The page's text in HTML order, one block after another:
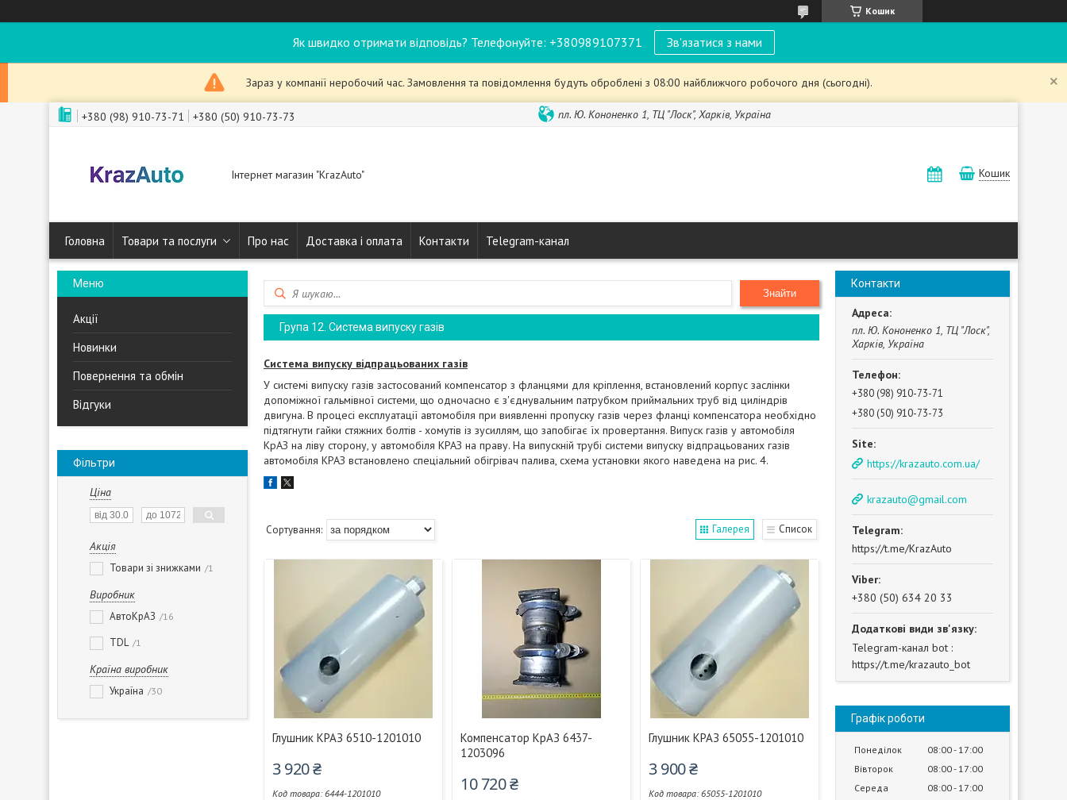
Кошик
Як швидко отримати відповідь? Телефонуйте: +380989107371 Зв'язатися з нами
Зараз у компанії неробочий час. Замовлення та повідомлення будуть оброблені з 08:00 найближчого робочого дня (сьогодні).
+380 (98) 910-73-71 +380 (50) 910-73-73 пл. Ю. Кононенко 1, ТЦ "Лоск", Харків, Україна
Інтернет магазин "KrazAuto" Кошик
Головна Товари та послуги Про нас Доставка і оплата Контакти Telegram-канал
Акції
Новинки
Повернення та обмін
Відгуки
Фільтри
Ціна
Акція
Товари зі знижками 1
Виробник
АвтоКрАЗ 16
TDL 1
Країна виробник
Україна 30
Знайти
Група 12. Система випуску газів
Система випуску відпрацьованих газів
У системі випуску газів застосований компенсатор з фланцями для кріплення, встановлений корпус заслінки
допоміжної гальмівної системи, що одночасно є з'єднувальним патрубком приймальних труб від циліндрів
двигуна. В процесі експлуатації автомобіля при виявленні пропуску газів через фланці компенсатора необхідно
підтягнути гайки стяжних болтів - хомутів із зусиллям, що запобігає їх провертання. Випуск газів у автомобіля
КрАЗ на ліву сторону, у автомобіля КРАЗ на праву. На випускній трубі системи випуску відпрацьованих газів
автомобіля КРАЗ встановлено спеціальний обігрівач палива, схема установки якого наведена на рис. 4.
Галерея Список
Глушник КРАЗ 6510-1201010
3 920 ₴
6444-1201010
Компенсатор КрАЗ 6437-
1203096
10 720 ₴
Глушник КРАЗ 65055-1201010
3 900 ₴
65055-1201010
Контакти
пл. Ю. Кононенко 1, ТЦ "Лоск",
Харків, Україна
+380 (98) 910-73-71
+380 (50) 910-73-73
https://krazauto.com.ua/
krazauto@gmail.com
https://t.me/KrazAuto
+380 (50) 634 20 33
Telegram-канал bot
https://t.me/krazauto_bot
Графік роботи
Понеділок 08:00 17:00
Вівторок
08:00 17:00
Середа
08:00 17:00